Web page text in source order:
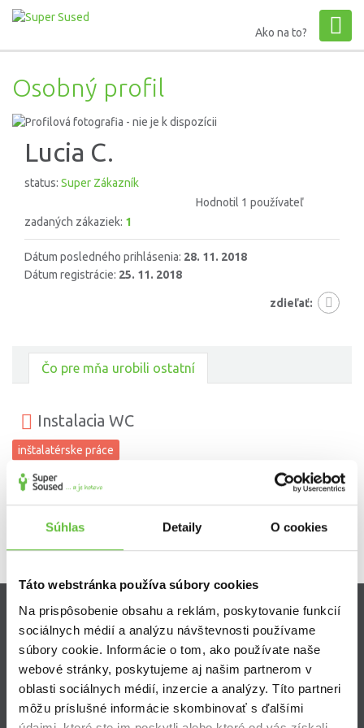
Súhlas Detaily O cookies
Táto webstránka používa súbory cookies
Na prispôsobenie obsahu a reklám, poskytovanie funkcií
sociálnych médií a analýzu návštevnosti používame
súbory cookie. Informácie o tom, ako používate naše
webové stránky, poskytujeme aj našim partnerom v
oblasti sociálnych médií, inzercie a analýzy. Títo partneri
môžu príslušné informácie skombinovať s ďalšími
Ako na to?
Osobný profil
Lucia C.
status: Super Zákazník
Hodnotil 1 používateľ
zadaných zákaziek: 1
Dátum posledného prihlásenia: 28. 11. 2018
Dátum registrácie: 25. 11. 2018
zdieľať:
Čo pre mňa urobili ostatní
Instalacia WC
inštalatérske práce
Maximálna spokojnosť.
Zistite viac
Ako Super Sused funguje?
Ako sa stať Super Susedom?
Často kladené otázky